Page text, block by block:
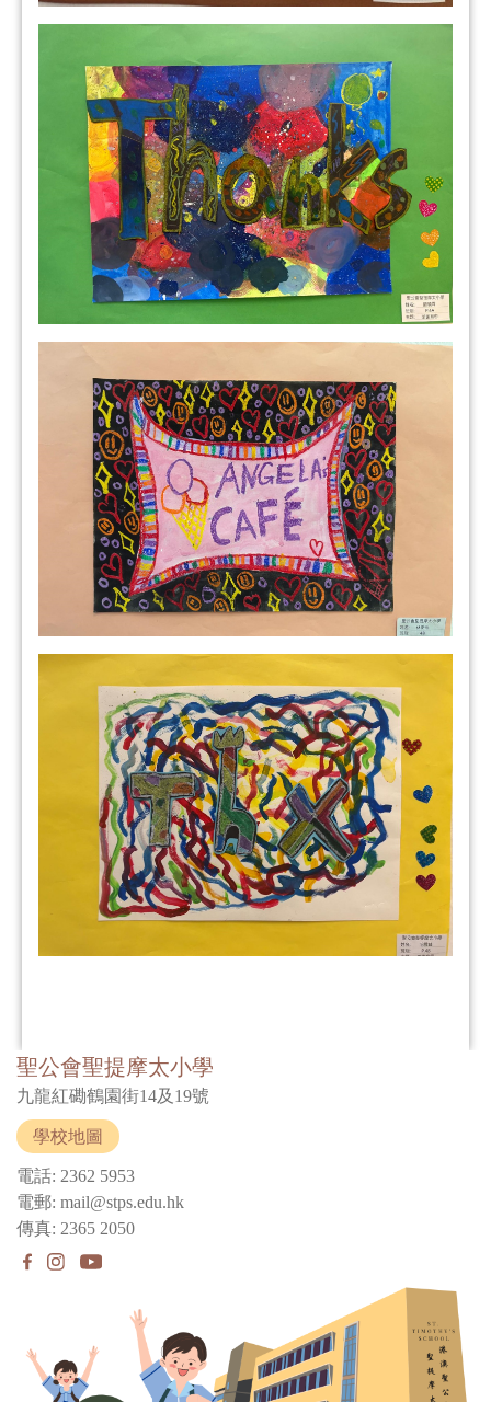
聖公會聖提摩太小學
九龍紅磡鶴園街14及19號
學校地圖
電話: 2362 5953
電郵: mail@stps.edu.hk
傳真: 2365 2050